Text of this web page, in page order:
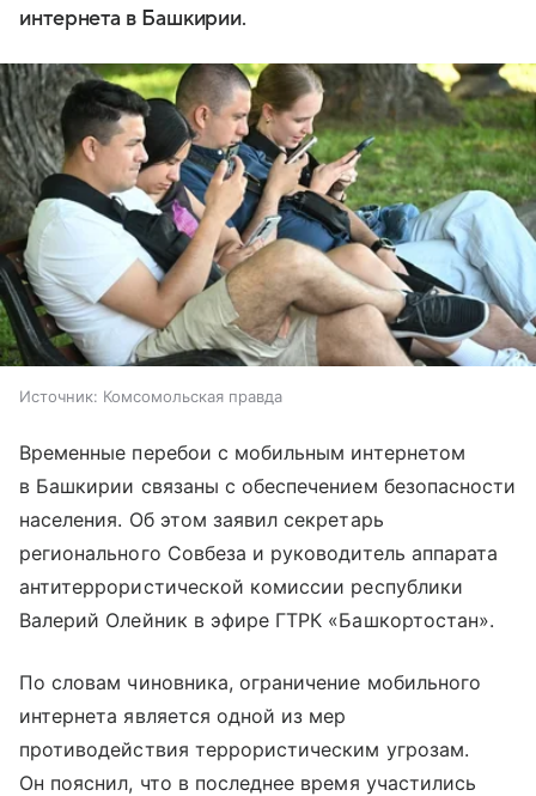
интернета в Башкирии.
Источник: Комсомольская правда
Временные перебои с мобильным интернетом
в Башкирии связаны с обеспечением безопасности
населения. Об этом заявил секретарь
регионального Совбеза и руководитель аппарата
антитеррористической комиссии республики
Валерий Олейник в эфире ГТРК «Башкортостан».
По словам чиновника, ограничение мобильного
интернета является одной из мер
противодействия террористическим угрозам.
Он пояснил, что в последнее время участились